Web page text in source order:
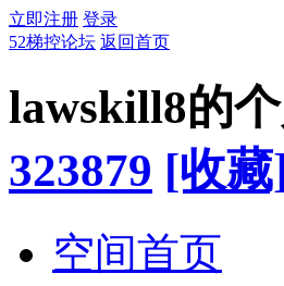
立即注册 登录
52梯控论坛 返回首页
lawskill8的
323879 [收藏
空间首页